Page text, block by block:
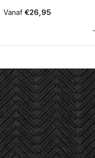
Normale
Vanaf €26,95